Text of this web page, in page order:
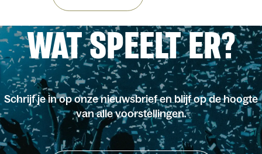
WAT SPEELT ER?
Schrijf je in op onze nieuwsbrief en blijf op de hoogte
van alle voorstellingen.